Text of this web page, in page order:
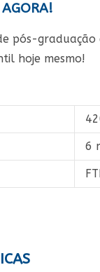
AGORA!
pós-graduação
hoje mesmo!
6